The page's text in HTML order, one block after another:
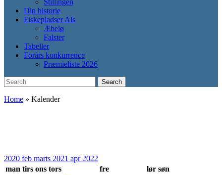
Stillingen
Din historie
Fiskepladser Als
Æbelø
Falster
Tabeller
Forårs konkurrence
Præmieliste 2026
Search
for:
Search
Home » Kalender
2020 feb marts 2021 apr 2022
man tirs ons tors fre lør søn